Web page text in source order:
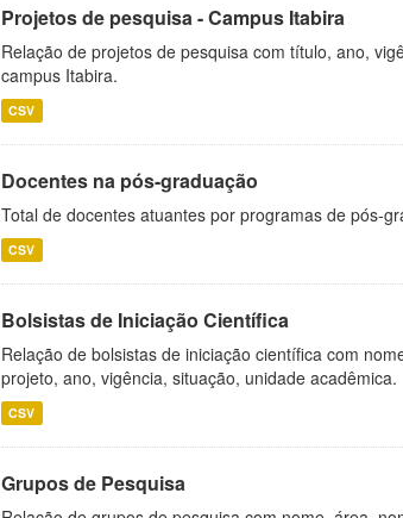
Projetos de pesquisa - Campus Itabira
Relação de projetos de pesquisa com título, ano,
campus Itabira.
CSV
Docentes na pós-graduação
Total de docentes atuantes por programas de pós-
CSV
Bolsistas de Iniciação Científica
Relação de bolsistas de iniciação científica com
projeto, ano, vigência, situação, unidade acadêmica.
CSV
Grupos de Pesquisa